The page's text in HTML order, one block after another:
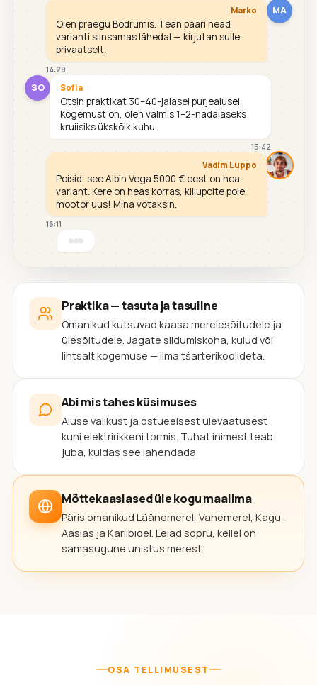
MA
Marko
Olen praegu Bodrumis. Tean paari head
varianti siinsamas lähedal — kirjutan sulle
privaatselt.
14:28
SO Sofia
Otsin praktikat 30–40-jalasel purjealusel.
Kogemust on, olen valmis 1–2-nädalaseks
kruiisiks ükskõik kuhu.
15:42
Vadim Luppo
Poisid, see Albin Vega 5000 € eest on hea
variant. Kere on heas korras, kiilupolte pole,
mootor uus! Mina võtaksin.
16:11
Praktika — tasuta ja tasuline
Omanikud kutsuvad kaasa merelesõitudele ja
ülesõitudele. Jagate sildumiskoha, kulud või
lihtsalt kogemuse — ilma tšarterikoolideta.
Abi mis tahes küsimuses
Aluse valikust ja ostueelsest ülevaatusest
kuni elektririkkeni tormis. Tuhat inimest teab
juba, kuidas see lahendada.
Mõttekaaslased üle kogu maailma
Päris omanikud Läänemerel, Vahemerel, Kagu-
Aasias ja Kariibidel. Leiad sõpru, kellel on
samasugune unistus merest.
OSA TELLIMUSEST